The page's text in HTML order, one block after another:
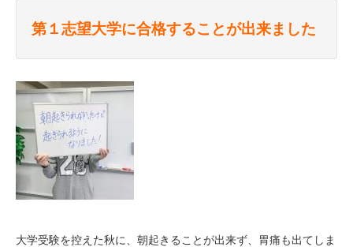
第１志望大学に合格することが出来ました
大学受験を控えた秋に、朝起きることが出来ず、胃痛も出てしま